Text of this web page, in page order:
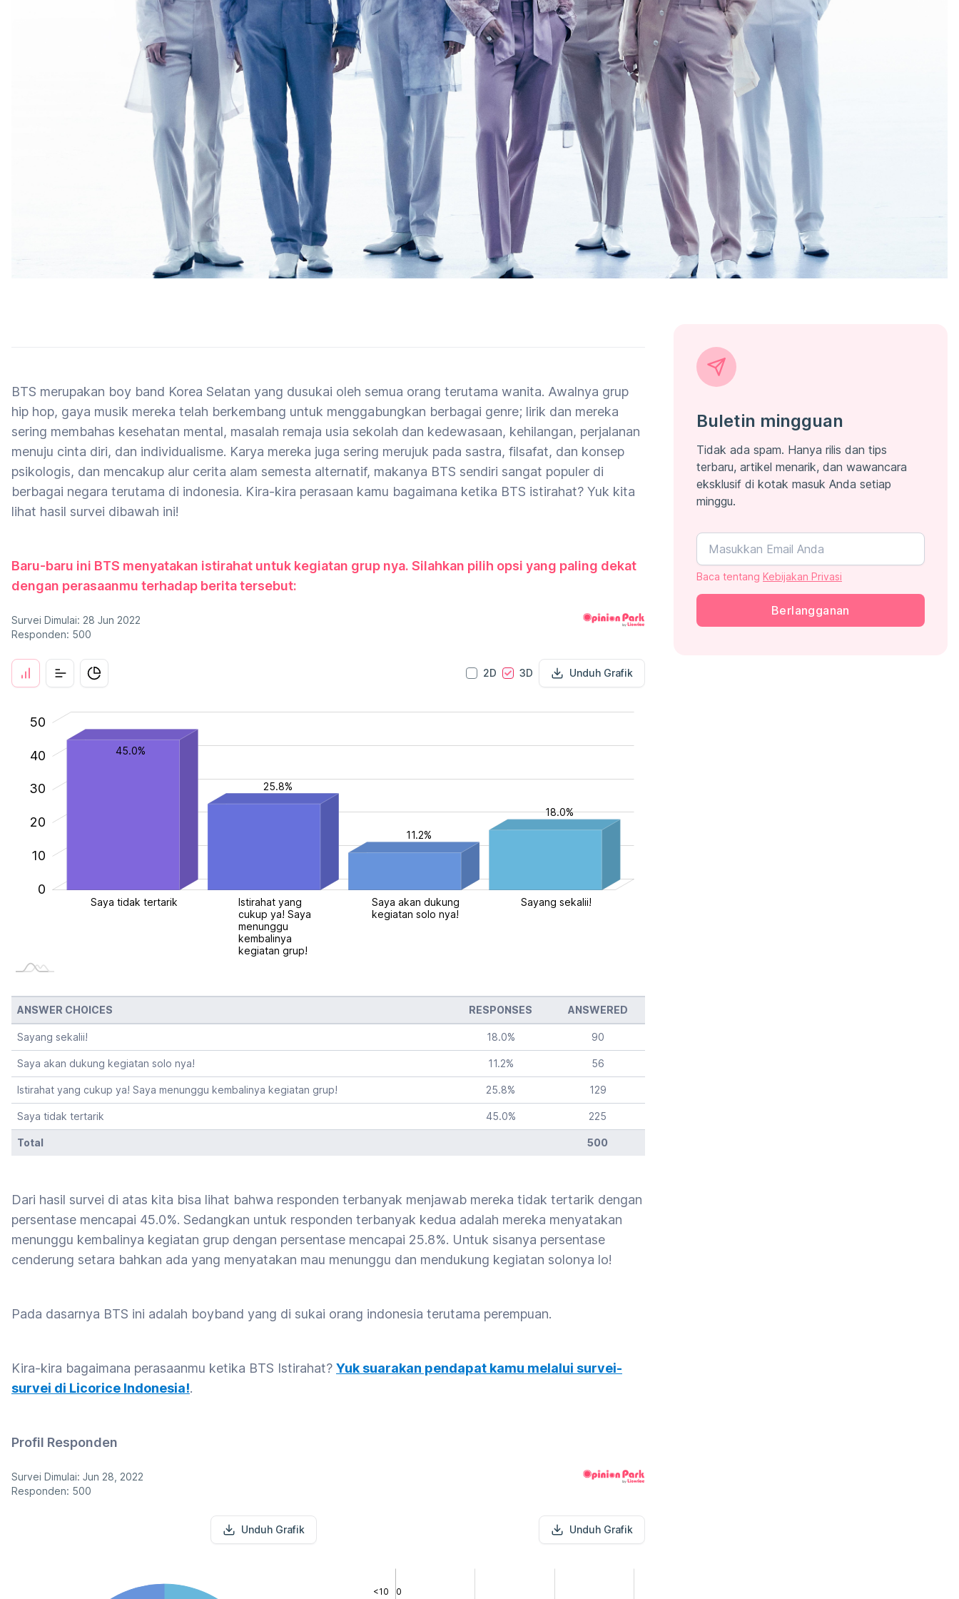
BTS merupakan boy band Korea Selatan yang dusukai oleh semua orang terutama wanita. Awalnya grup
hip hop, gaya musik mereka telah berkembang untuk menggabungkan berbagai genre; lirik dan mereka
sering membahas kesehatan mental, masalah remaja usia sekolah dan kedewasaan, kehilangan, perjalanan
menuju cinta diri, dan individualisme. Karya mereka juga sering merujuk pada sastra, filsafat, dan konsep
psikologis, dan mencakup alur cerita alam semesta alternatif, makanya BTS sendiri sangat populer di
berbagai negara terutama di indonesia. Kira-kira perasaan kamu bagaimana ketika BTS istirahat? Yuk kita
lihat hasil survei dibawah ini!
Baru-baru ini BTS menyatakan istirahat untuk kegiatan grup nya. Silahkan pilih opsi yang paling dekat
dengan perasaanmu terhadap berita tersebut:
Survei Dimulai: 28 Jun 2022
Responden: 500
2D 3D Unduh Grafik
18.0%
11.2%
25.8%
45.0%
0
10
20
30
40
50
Istirahat yang
cukup ya! Saya
Sayang sekalii!
Saya akan dukung
kegiatan solo nya!
Istirahat yang
cukup ya! Saya
menunggu
kembalinya
kegiatan grup!
Saya tidak tertarik
ANSWER CHOICES RESPONSES ANSWERED
Sayang sekalii! 18.0% 90
Saya akan dukung kegiatan solo nya! 11.2% 56
Istirahat yang cukup ya! Saya menunggu kembalinya kegiatan grup! 25.8% 129
Saya tidak tertarik 45.0% 225
Total 500
Dari hasil survei di atas kita bisa lihat bahwa responden terbanyak menjawab mereka tidak tertarik dengan
persentase mencapai 45.0%. Sedangkan untuk responden terbanyak kedua adalah mereka menyatakan
menunggu kembalinya kegiatan grup dengan persentase mencapai 25.8%. Untuk sisanya persentase
cenderung setara bahkan ada yang menyatakan mau menunggu dan mendukung kegiatan solonya lo!
Pada dasarnya BTS ini adalah boyband yang di sukai orang indonesia terutama perempuan.
Kira-kira bagaimana perasaanmu ketika BTS Istirahat? Yuk suarakan pendapat kamu melalui survei-
survei di Licorice Indonesia!.
Profil Responden
Survei Dimulai: Jun 28, 2022
Responden: 500
Unduh Grafik Unduh Grafik
0
<10
Buletin mingguan
Tidak ada spam. Hanya rilis dan tips
terbaru, artikel menarik, dan wawancara
eksklusif di kotak masuk Anda setiap
minggu.
Baca tentang Kebijakan Privasi
Berlangganan